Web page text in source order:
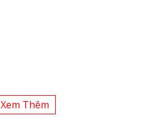
Xem Thêm